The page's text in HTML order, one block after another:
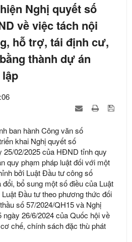
Nghị quyết số
về việc tách nội
hỗ trợ, tái định cư,
thành dự án
ban hành Công văn số
khai Nghị quyết số
02/2025 của HĐND tỉnh quy
quy phạm pháp luật đối với một
bởi Luật Đầu tư công số
bổ sung một số điều của Luật
Đầu tư theo phương thức đối
số 57/2024/QH15 và Nghị
26/6/2024 của Quốc hội về
chế, chính sách đặc thù phát